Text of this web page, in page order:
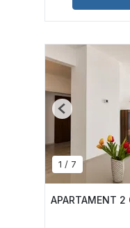
1 / 7
Previous
APARTAMENT 2